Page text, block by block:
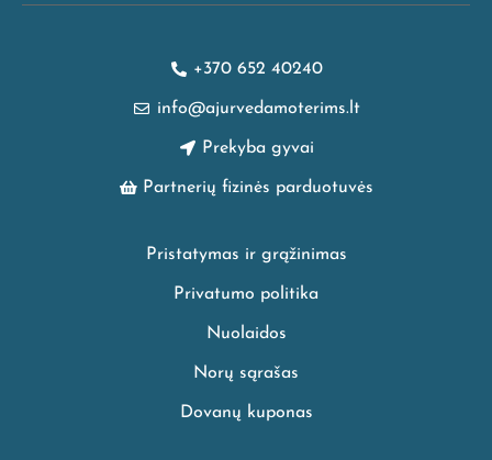
+370 652 40240
info@ajurvedamoterims.lt
Prekyba gyvai
Partnerių fizinės parduotuvės
Pristatymas ir grąžinimas
Privatumo politika
Nuolaidos
Norų sąrašas
Dovanų kuponas